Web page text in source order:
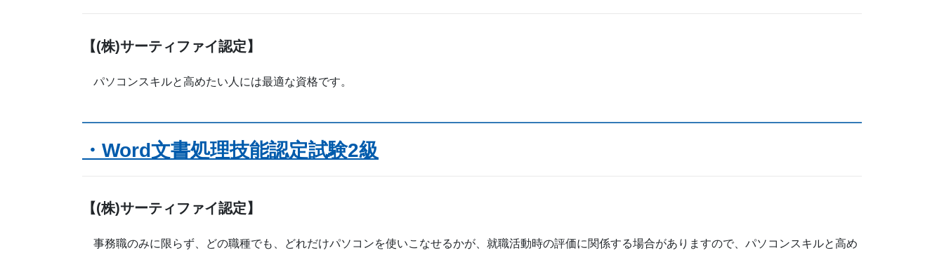
【(株)サーティファイ認定】
パソコンスキルと高めたい人には最適な資格です。
・Word文書処理技能認定試験2級
【(株)サーティファイ認定】
事務職のみに限らず、どの職種でも、どれだけパソコンを使いこなせるかが、就職活動時の評価に関係する場合がありますので、パソコンスキルと高め